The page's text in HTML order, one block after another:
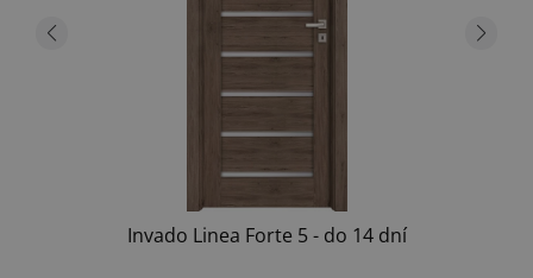
Invado Linea Forte 5 - do 14 dní